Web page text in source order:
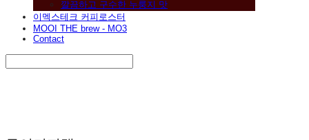
깔끔하고 구수한 누룽지 맛
이멕스테크 커피로스터
MOOI THE brew - MO3
Contact